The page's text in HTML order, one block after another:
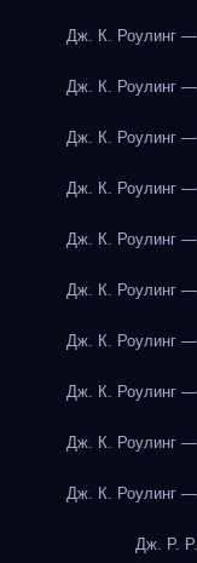
Дж. К. Роулинг —
Дж. К. Роулинг —
Дж. К. Роулинг —
Дж. К. Роулинг —
Дж. К. Роулинг —
Дж. К. Роулинг —
Дж. К. Роулинг —
Дж. К. Роулинг —
Дж. К. Роулинг —
Дж. К. Роулинг —
Дж. Р.